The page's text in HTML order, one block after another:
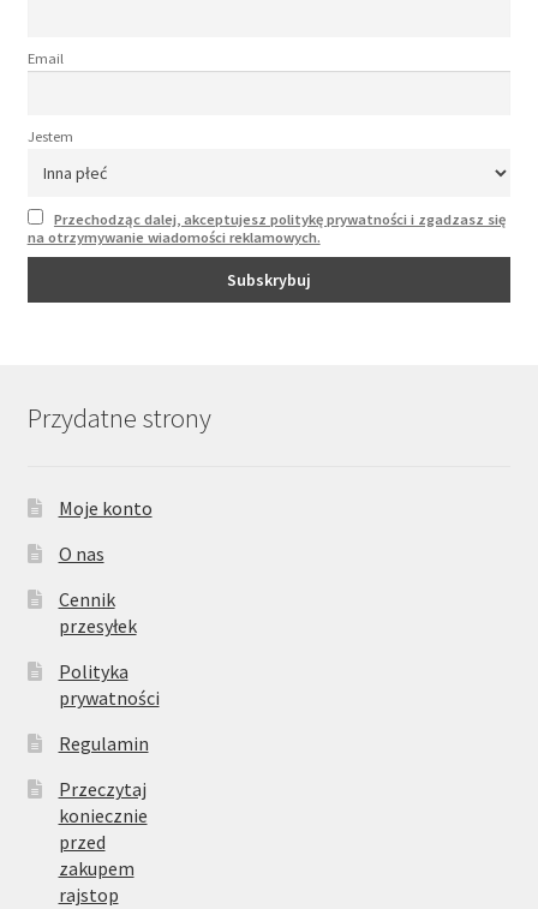
Email
Jestem
Przechodząc dalej, akceptujesz politykę prywatności i zgadzasz się
na otrzymywanie wiadomości reklamowych.
Przydatne strony
Moje konto
O nas
Cennik
przesyłek
Polityka
prywatności
Regulamin
Przeczytaj
koniecznie
przed
zakupem
rajstop